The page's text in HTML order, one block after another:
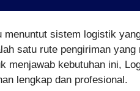
sistem logistik
satu rute pengiriman
menjawab kebutuhan ini,
lengkap dan profesional.